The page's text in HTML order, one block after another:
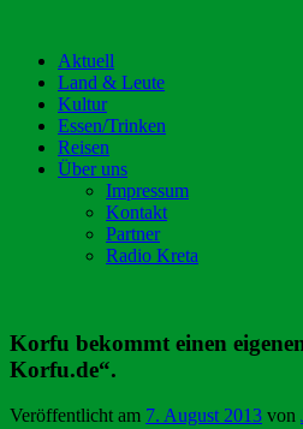
Aktuell
Land & Leute
Kultur
Essen/Trinken
Reisen
Über uns
Impressum
Kontakt
Partner
Radio Kreta
Korfu bekommt einen
Korfu.de“.
Veröffentlicht am 7. August 2013 von